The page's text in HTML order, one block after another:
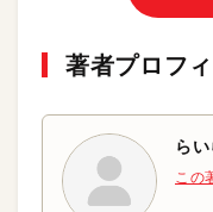
著者プロフ
らい
この